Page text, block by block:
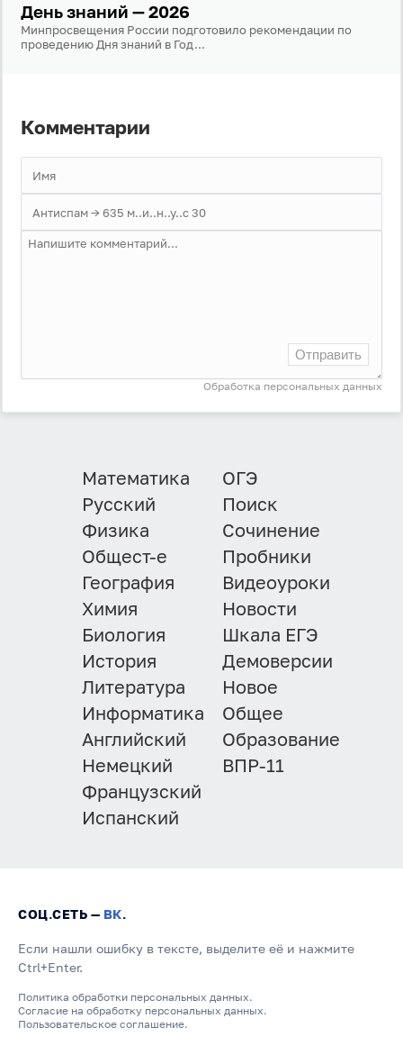
Войти через Вконтакте
День знаний — 2026
Минпросвещения России подготовило рекомендации по
проведению Дня знаний в Год...
Комментарии
Отправить
Обработка персональных данных
Математика
Русский
Физика
Общест-е
География
Химия
Биология
История
Литература
Информатика
Английский
Немецкий
Французский
Испанский
ОГЭ
Поиск
Сочинение
Пробники
Видеоуроки
Новости
Шкала ЕГЭ
Демоверсии
Новое
Общее
Образование
ВПР-11
СОЦ.СЕТЬ — ВК.
Если нашли ошибку в тексте, выделите её и нажмите
Ctrl+Enter.
Политика обработки персональных данных.
Согласие на обработку персональных данных.
Пользовательское соглашение.